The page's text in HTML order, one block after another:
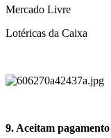
Mercado Livre
Lotéricas da Caixa
9. Aceitam